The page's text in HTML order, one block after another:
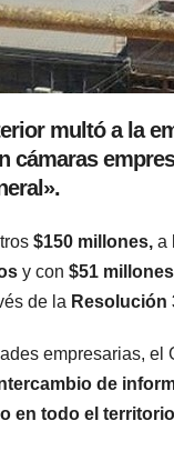
multó a la
cámaras
$150 millones, a
y con $51 millones
de la Resolución
empresarias, el
de
en todo el